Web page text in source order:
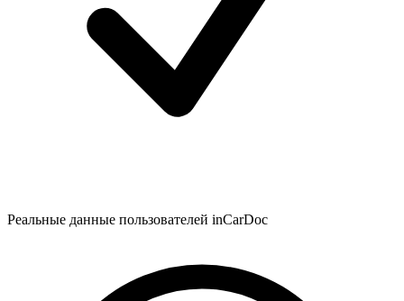
Реальные данные пользователей inCarDoc